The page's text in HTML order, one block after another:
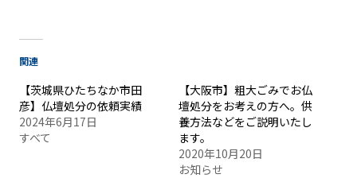
関連
【茨城県ひたちなか市田
彦】仏壇処分の依頼実績
2024年6月17日
すべて
【大阪市】粗大ごみでお仏
壇処分をお考えの方へ。供
養方法などをご説明いたし
ます。
2020年10月20日
お知らせ